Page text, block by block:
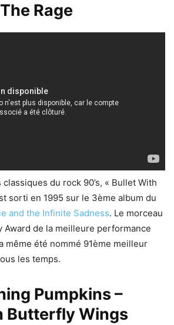
Rage
du rock 90’s, « Bullet With
sorti en 1995 sur le 3ème album du
and the Infinite Sadness. Le morceau
Award de la meilleure performance
même été nommé 91ème meilleur
les temps.
Pumpkins –
Butterfly Wings